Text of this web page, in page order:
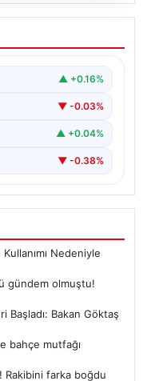
görüntü
çıktı
▲ +0.16%
▼ -0.03%
▲ +0.04%
▼ -0.38%
Nedeniyle
gündem olmuştu!
Başladı: Bakan Göktaş
bahçe mutfağı
Rakibini farka boğdu